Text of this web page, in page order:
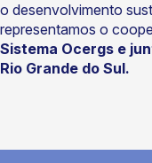
o desenvolvimento
representamos o
Sistema Ocergs e
Rio Grande do Sul.